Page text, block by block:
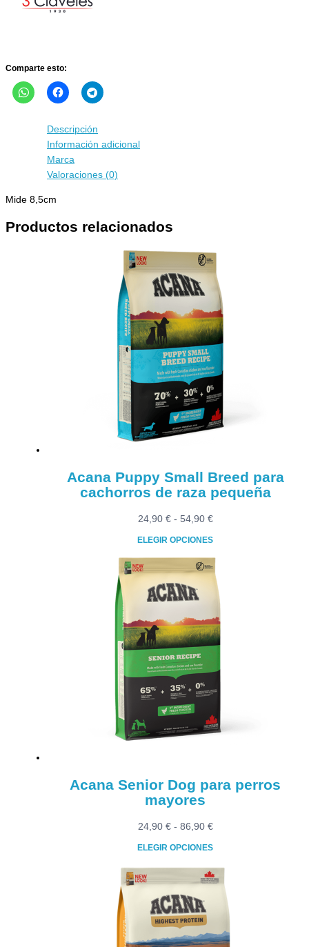
Claveles
Comparte esto:
Descripción
Información adicional
Marca
Valoraciones (0)
Mide 8,5cm
Productos relacionados
Acana Puppy Small Breed para
cachorros de raza pequeña
24,90 € - 54,90 €Rango
desde
24,90 €
hasta
ELEGIR OPCIONES
Este
producto
tiene
variantes.
Las
opciones
se
pueden
elegir
en
la
Acana Senior Dog para perros
mayores
24,90 € - 86,90 €Rango
desde
24,90 €
hasta
86,90 €
ELEGIR OPCIONES
Este
producto
tiene
múltiples
variantes.
Las